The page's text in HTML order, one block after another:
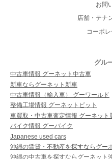
お問
店舗・テナ
コーポ
グル
中古車情報 グーネット中古車
新車ならグーネット新車
中古車情報（輸入車） グーワールド
整備工場情報 グーネットピット
車買取・中古車査定情報 グーネット
バイク情報 グーバイク
Japanese used cars
沖縄の賃貸・不動産を探すならグー
沖縄の中古車を探すならグーネット